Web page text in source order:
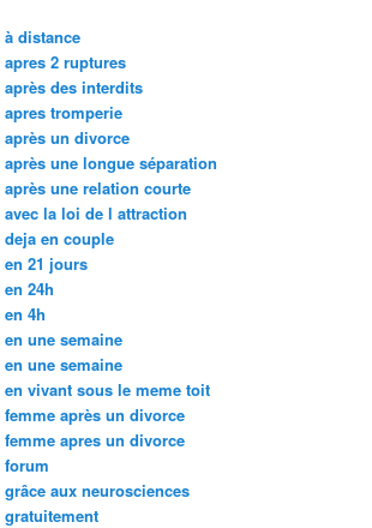
distance
2 ruptures
des interdits
tromperie
un divorce
une longue séparation
une relation courte
la loi de l attraction
en couple
21 jours
24h
4h
une semaine
une semaine
vivant sous le meme toit
après un divorce
apres un divorce
forum
aux neurosciences